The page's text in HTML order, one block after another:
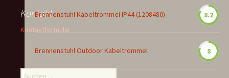
Brennenstuhl Kabeltrommel IP44 (1208480) 8.2
Brennenstuhl Outdoor Kabeltrommel 8
Kontakt
Kontaktformular
Suchen